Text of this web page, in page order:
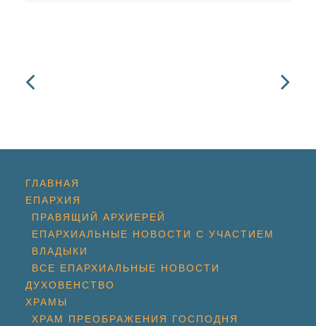
ГЛАВНАЯ
ЕПАРХИЯ
ПРАВЯЩИЙ АРХИЕРЕЙ
ЕПАРХИАЛЬНЫЕ НОВОСТИ С УЧАСТИЕМ
ВЛАДЫКИ
ВСЕ ЕПАРХИАЛЬНЫЕ НОВОСТИ
ДУХОВЕНСТВО
ХРАМЫ
ХРАМ ПРЕОБРАЖЕНИЯ ГОСПОДНЯ